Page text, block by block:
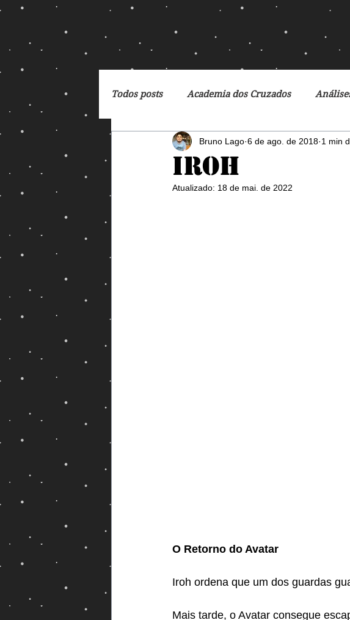
Todos posts Academia dos Cruzados
Breaking Bad Cartoon Ciclo da
DC Comics De Volta para o Futuro
Iroh
Bruno Lago 6 de ago. de 2018 1 min
Atualizado: 18 de mai. de 2022
O Retorno do Avatar
Iroh ordena que um dos guardas
Mais tarde, o Avatar consegue